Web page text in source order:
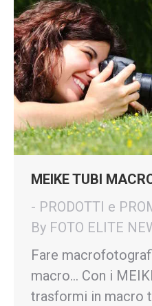
MEIKE TUBI
- PRODOTTI e
By FOTO ELITE
Fare
macro… Con i
trasformi in macro